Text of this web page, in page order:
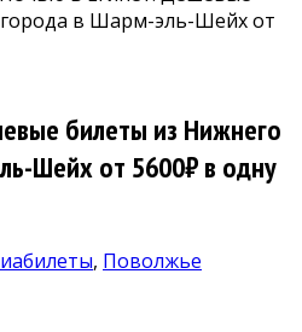
в Шарм-эль-Шейх от
билеты из Нижнего
Шейх от 5600₽ в одну
, Поволжье